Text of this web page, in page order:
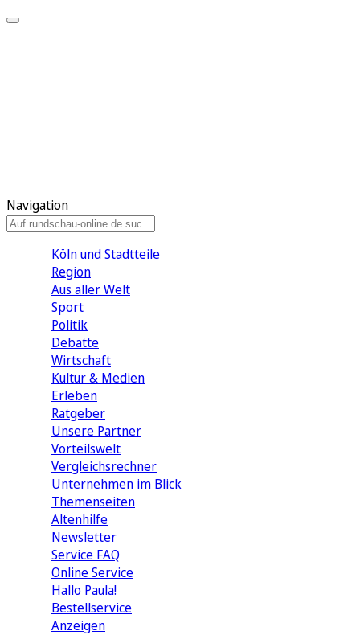
Navigation
Köln und Stadtteile
Region
Aus aller Welt
Sport
Politik
Debatte
Wirtschaft
Kultur & Medien
Erleben
Ratgeber
Unsere Partner
Vorteilswelt
Vergleichsrechner
Unternehmen im Blick
Themenseiten
Altenhilfe
Newsletter
Service FAQ
Online Service
Hallo Paula!
Bestellservice
Anzeigen